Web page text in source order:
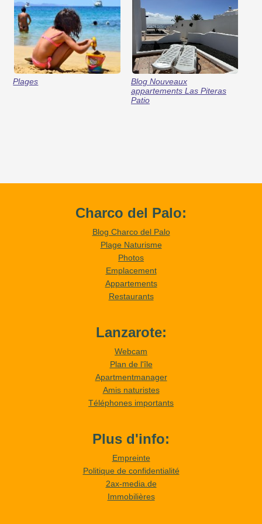
Plages
Blog Nouveaux
appartements Las Piteras
Patio
Charco del Palo:
Blog Charco del Palo
Plage Naturisme
Photos
Emplacement
Appartements
Restaurants
Lanzarote:
Webcam
Plan de l'île
Apartmentmanager
Amis naturistes
Téléphones importants
Plus d'info:
Empreinte
Politique de confidentialité
2ax-media.de
Immobilières